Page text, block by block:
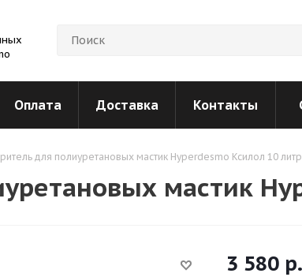
Оплата Доставка Контакты
для полиуретановых мастик Hyperdesmo Ксилол 10 литр
мастик
3 580 р.